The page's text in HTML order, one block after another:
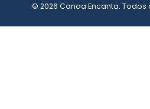
© 2026 Canoa Encanta. Todos